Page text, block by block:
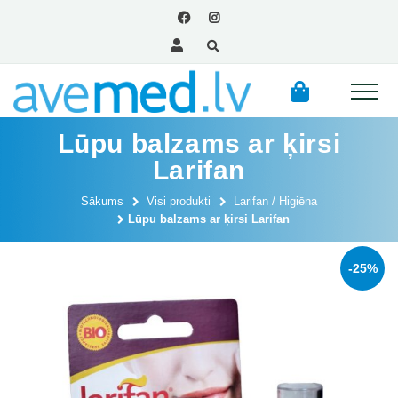
Lūpu balzams ar ķirsi
Larifan
Sākums Visi produkti
Larifan / Higiēna
Lūpu balzams ar ķirsi Larifan
-25%